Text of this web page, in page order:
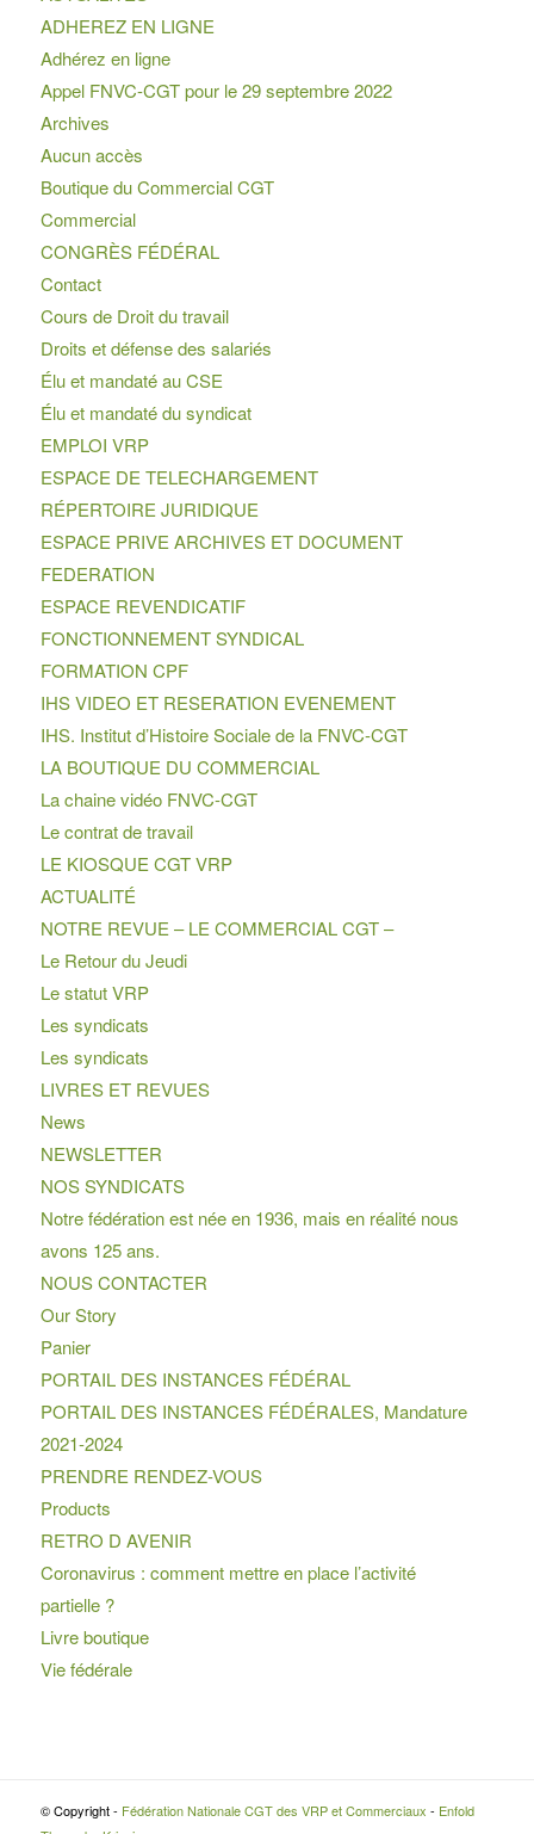
ADHEREZ EN LIGNE
Adhérez en ligne
Appel FNVC-CGT pour le 29 septembre 2022
Archives
Aucun accès
Boutique du Commercial CGT
Commercial
CONGRÈS FÉDÉRAL
Contact
Cours de Droit du travail
Droits et défense des salariés
Élu et mandaté au CSE
Élu et mandaté du syndicat
EMPLOI VRP
ESPACE DE TELECHARGEMENT
RÉPERTOIRE JURIDIQUE
ESPACE PRIVE ARCHIVES ET DOCUMENT
FEDERATION
ESPACE REVENDICATIF
FONCTIONNEMENT SYNDICAL
FORMATION CPF
IHS VIDEO ET RESERATION EVENEMENT
IHS. Institut d’Histoire Sociale de la FNVC-CGT
LA BOUTIQUE DU COMMERCIAL
La chaine vidéo FNVC-CGT
Le contrat de travail
LE KIOSQUE CGT VRP
ACTUALITÉ
NOTRE REVUE – LE COMMERCIAL CGT –
Le Retour du Jeudi
Le statut VRP
Les syndicats
Les syndicats
LIVRES ET REVUES
News
NEWSLETTER
NOS SYNDICATS
Notre fédération est née en 1936, mais en réalité nous
avons 125 ans.
NOUS CONTACTER
Our Story
Panier
PORTAIL DES INSTANCES FÉDÉRAL
PORTAIL DES INSTANCES FÉDÉRALES, Mandature
2021-2024
PRENDRE RENDEZ-VOUS
Products
RETRO D AVENIR
Coronavirus : comment mettre en place l’activité
partielle ?
Livre boutique
Vie fédérale
© Copyright - Fédération Nationale CGT des VRP et Commerciaux - Enfold